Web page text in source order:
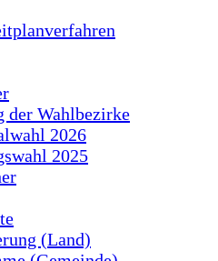
der Wahlbezirke
2026
2025
(Land)